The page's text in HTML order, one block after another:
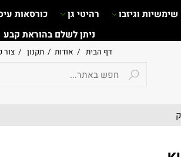
ניתן לשלם בהוראת קבע
דף הבית /אודות/תקנון/צור קשר
וגיזבו רהיטי גן כורסאות עיסוי